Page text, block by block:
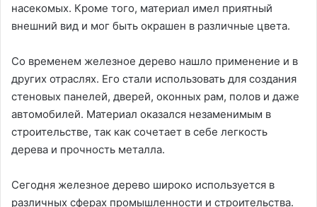
насекомых. Кроме того, материал имел приятный
внешний вид и мог быть окрашен в различные цвета.
Со временем железное дерево нашло применение и в
других отраслях. Его стали использовать для создания
стеновых панелей, дверей, оконных рам, полов и даже
автомобилей. Материал оказался незаменимым в
строительстве, так как сочетает в себе легкость
дерева и прочность металла.
Сегодня железное дерево широко используется в
различных сферах промышленности и строительства.